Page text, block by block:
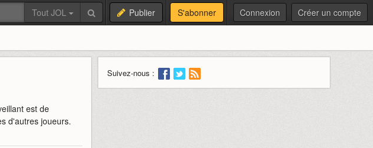
Tout JOL Publier S'abonner Connexion Créer un compte
est de
d'autres joueurs.
Suivez-nous :